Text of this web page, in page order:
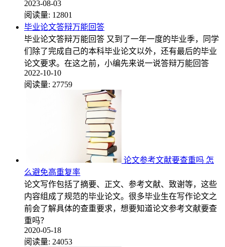
2023-08-03
阅读量: 12801
毕业论文答辩万能回答
毕业论文答辩万能回答 又到了一年一度的毕业季，同学
们除了完成自己的本科毕业论文以外，还有最后的毕业
论文要求。在这之前，小编先来说一说答辩万能回答
2022-10-10
阅读量: 27759
论文参考文献要查重吗 怎
么避免高重复率
论文写作包括了摘要、正文、参考文献、致谢等，这些
内容组成了规范的毕业论文。很多毕业生在写作论文之
前会了解具体的查重要求，想要知道论文参考文献要查
重吗？
2020-05-18
阅读量: 24053